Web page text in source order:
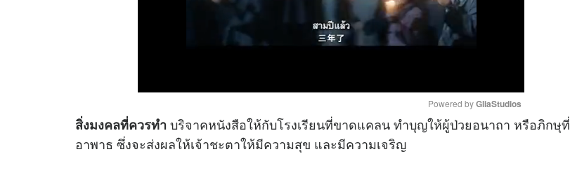
Powered by GliaStudios
สิ่งมงคลที่ควรทำบริจาคหนังสือให้กับโรงเรียนที่ขาดแคลน ทำบุญให้ผู้ป่วยอนาถา หรือภิกษุที่
อาพาธ ซึ่งจะส่งผลให้เจ้าชะตาให้มีความสุข และมีความเจริญ